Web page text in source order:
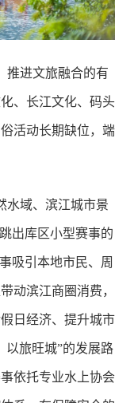
推进文旅融合的有
、长江文化、码头
活动长期缺位，端
水域、滨江城市景
出库区小型赛事的
吸引本地市民、周
动滨江商圈消费，
日经济、提升城市
以旅旺城”的发展路
依托专业水上协会